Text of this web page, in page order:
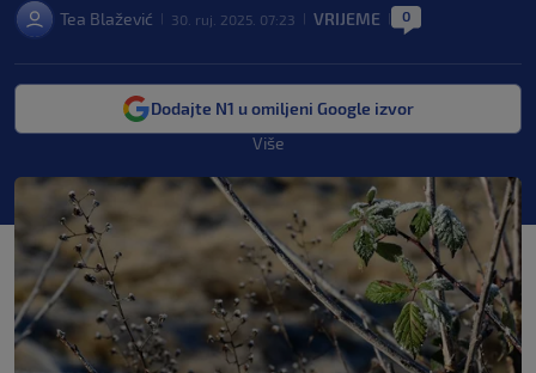
Tea Blažević 30. ruj. 2025. 07:23 VRIJEME 0
Dodajte N1 u omiljeni Google izvor
Više